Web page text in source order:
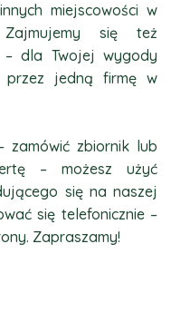
miejscowości w
Zajmujemy się też
– dla Twojej wygody
przez jedną firmę w
zamówić zbiornik lub
– możesz użyć
się na naszej
się telefonicznie –
Zapraszamy!